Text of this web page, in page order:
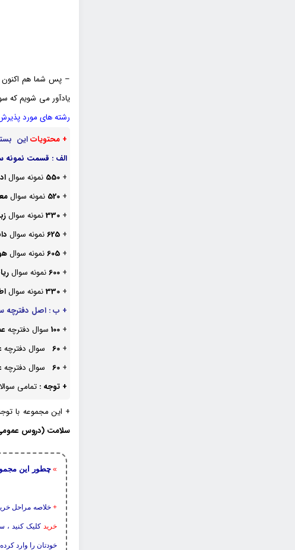
– پس شما هم اکنون
یادآور می شویم که
رشته های مورد
+ محتویاتاین
الف : قسمت نمونه
+
550 نمونه سوال
+
520 نمونه سوال
+
330نمونه سوال
+
625نمونه سوال
+
605نمونه سوال
+
600نمونه سوال
+
330نمونه سوال
+ ب : اصل دفترچه
+
100 سوال دفترچه
+
60 سوال دفترچه
+
60 سوال دفترچه
+ توجه : تمامی
+ این مجموعه با
سلامت (دروس
»چطور این
+خلاصه مراحل
خرید کلیک کنید ،
خودتان را وارد